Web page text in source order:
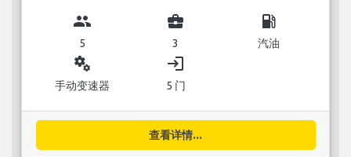
group
5
business_center
3
local_gas_station
汽油
miscellaneous_services
手动变速器
login
5 门
查看详情...